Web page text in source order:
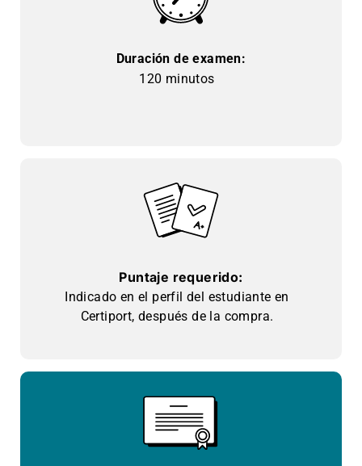
Duración de examen:
120 minutos
Puntaje requerido:
Indicado en el perfil del estudiante en
Certiport, después de la compra.